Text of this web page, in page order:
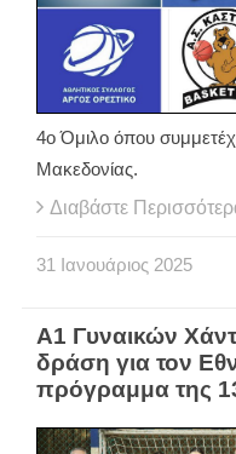
4ο Όμιλο όπου
Μακεδονίας.
Διαβάστε
31 Ιανουάριος 2025
Α1 Γυναικών
δράση για τον
πρόγραμμα της